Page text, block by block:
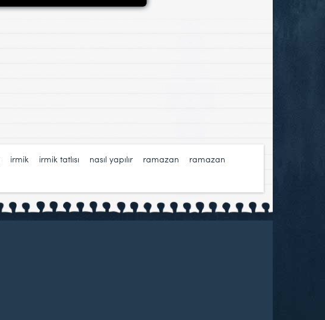
irmik irmik tatlısı nasıl yapılır ramazan
ramazan